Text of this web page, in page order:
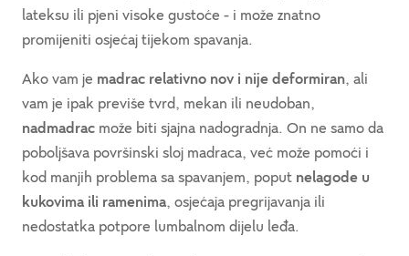
lateksu ili pjeni visoke gustoće - i može znatno
promijeniti osjećaj tijekom spavanja.
Ako vam je madrac relativno nov i nije deformiran, ali
vam je ipak previše tvrd, mekan ili neudoban,
nadmadrac može biti sjajna nadogradnja. On ne samo da
poboljšava površinski sloj madraca, već može pomoći i
kod manjih problema sa spavanjem, poput nelagode u
kukovima ili ramenima, osjećaja pregrijavanja ili
nedostatka potpore lumbalnom dijelu leđa.